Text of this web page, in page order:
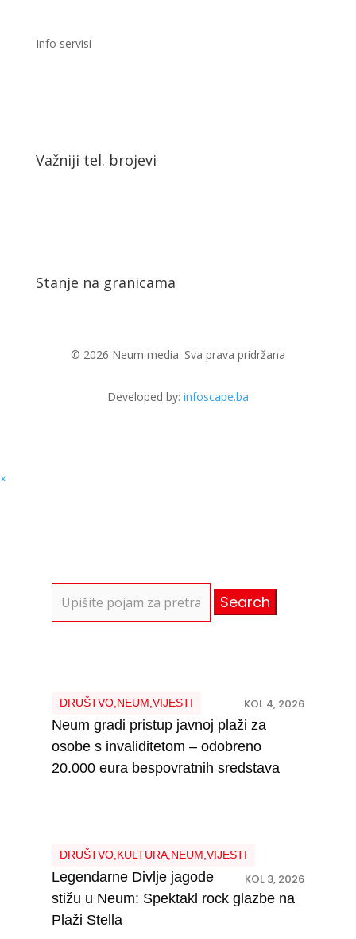
Info servisi
Važniji tel. brojevi
Stanje na granicama
© 2026 Neum media. Sva prava pridržana
Developed by: infoscape.ba
×
for:
DRUŠTVO, NEUM VIJESTI KOL 4, 2026
Neum gradi pristup javnoj plaži za
osobe s invaliditetom – odobreno
20.000 eura bespovratnih sredstava
DRUŠTVO, KULTURA, NEUM VIJESTI
KOL 3, 2026
Legendarne Divlje jagode
stižu u Neum: Spektakl rock glazbe na
Plaži Stella